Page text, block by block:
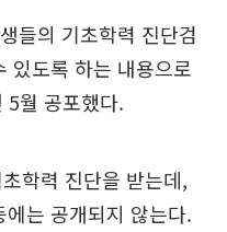
들의 기초학력 진단검
있도록 하는 내용으로
5월 공포했다.
학력 진단을 받는데,
는 공개되지 않는다.